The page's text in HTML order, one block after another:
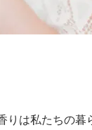
りは私たちの暮